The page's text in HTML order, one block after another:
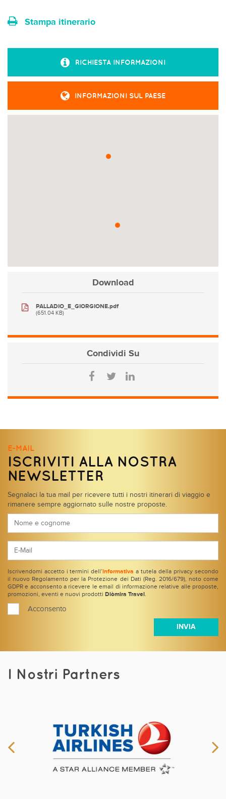
Stampa itinerario
RICHIESTA INFORMAZIONI
INFORMAZIONI SUL PAESE
Download
PALLADIO_E_GIORGIONE.pdf
(651.04 KB)
Condividi Su
E-MAIL
ISCRIVITI ALLA NOSTRA
NEWSLETTER
Segnalaci la tua mail per ricevere tutti i nostri itinerari di viaggio e
rimanere sempre aggiornato sulle nostre proposte.
Iscrivendomi accetto i termini dell’ informativa a tutela della privacy secondo
il nuovo Regolamento per la Protezione dei Dati (Reg. 2016/679), noto come
GDPR e acconsento a ricevere le email di informazione relative alle proposte,
promozioni, eventi e nuovi prodotti Diòmira Travel .
Acconsento
I Nostri Partners